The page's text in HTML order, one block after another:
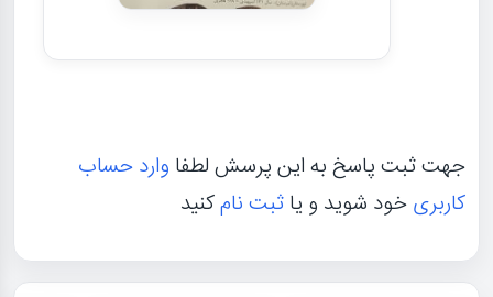
جهت ثبت پاسخ به این پرسش لطفا وارد حساب
کاربریخود شوید و یاثبت نامکنید